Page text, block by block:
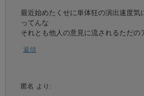
最近始めたくせに単体狂の演出速度気
ってんな
それとも他人の意見に流されるただの
返信
匿名 より: